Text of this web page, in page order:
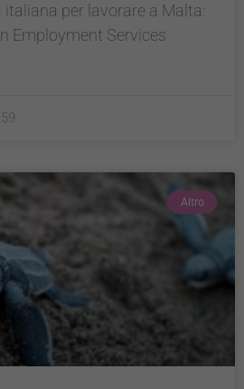
italiana per lavorare a Malta:
Employment Services
Altro